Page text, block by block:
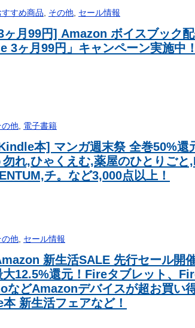
寄せられた″お祝イイ！！コメント”一覧ｗｗｗｗ
、レベチｗｗｗｗｗｗｗｗｗｗｗｗｗｗｗｗｗｗ
ションいつの間にか修正されてたのか
イツの仕事効率の差が分かる数字に海外が大騒
の監督、経歴がおかしい」
でそう」 母「こわいねー」
“離婚”を提示 新党の届け出を知らされず激怒「
てたピンクの粉みたいな食い物
すすめ商品, その他, セール情報
ヶ月99円] Amazon ボイスブック
3ヶ月99円」キャンペーン実施中！
の他, 電子書籍
本] マンガ週末祭 全巻50%還
勿れ,ひゃくえむ,薬屋のひとりごと
チ。など3,000点以上！
の他, セール情報
新生活SALE 先行セール開
大12.5%還元！Fireタブレット、
などAmazonデバイスが超お買い
新生活フェアなど！